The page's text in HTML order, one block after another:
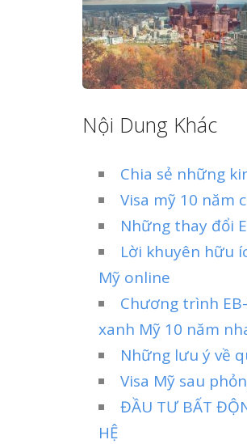
Nội Dung Khác
Chia sẻ những
Visa mỹ 10 năm
Những thay đổi
Lời khuyên hữu
Mỹ online
Chương trình
xanh Mỹ 10 năm
Những lưu ý về
Visa Mỹ sau
ĐẦU TƯ BẤT
HỆ